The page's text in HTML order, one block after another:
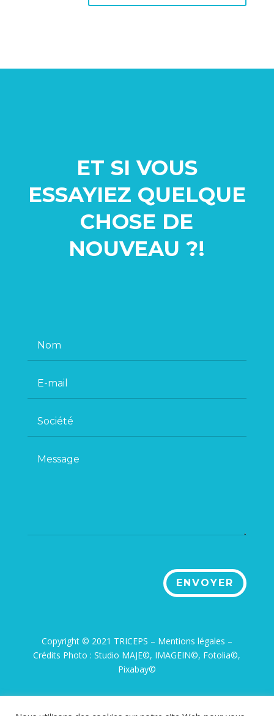
ET SI VOUS
ESSAYIEZ QUELQUE
CHOSE DE
NOUVEAU ?!
ENVOYER
Copyright © 2021 TRICEPS – Mentions légales –
Crédits Photo : Studio MAJE©, IMAGEIN©, Fotolia©,
Pixabay©